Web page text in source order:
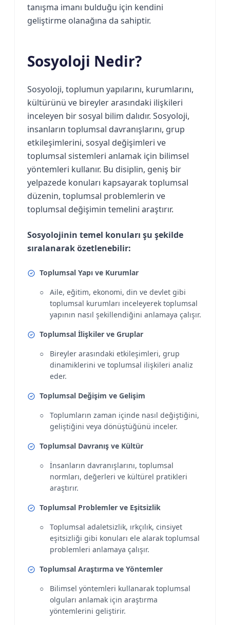
tanışma imanı bulduğu için kendini
geliştirme olanağına da sahiptir.
Sosyoloji Nedir?
Sosyoloji, toplumun yapılarını, kurumlarını,
kültürünü ve bireyler arasındaki ilişkileri
inceleyen bir sosyal bilim dalıdır. Sosyoloji,
insanların toplumsal davranışlarını, grup
etkileşimlerini, sosyal değişimleri ve
toplumsal sistemleri anlamak için bilimsel
yöntemleri kullanır. Bu disiplin, geniş bir
yelpazede konuları kapsayarak toplumsal
düzenin, toplumsal problemlerin ve
toplumsal değişimin temelini araştırır.
Sosyolojinin temel konuları şu şekilde
sıralanarak özetlenebilir:
Toplumsal Yapı ve Kurumlar
Aile, eğitim, ekonomi, din ve devlet gibi
toplumsal kurumları inceleyerek toplumsal
yapının nasıl şekillendiğini anlamaya çalışır.
Toplumsal İlişkiler ve Gruplar
Bireyler arasındaki etkileşimleri, grup
dinamiklerini ve toplumsal ilişkileri analiz
eder.
Toplumsal Değişim ve Gelişim
Toplumların zaman içinde nasıl değiştiğini,
geliştiğini veya dönüştüğünü inceler.
Toplumsal Davranış ve Kültür
İnsanların davranışlarını, toplumsal
normları, değerleri ve kültürel pratikleri
araştırır.
Toplumsal Problemler ve Eşitsizlik
Toplumsal adaletsizlik, ırkçılık, cinsiyet
eşitsizliği gibi konuları ele alarak toplumsal
problemleri anlamaya çalışır.
Toplumsal Araştırma ve Yöntemler
Bilimsel yöntemleri kullanarak toplumsal
olguları anlamak için araştırma
yöntemlerini geliştirir.